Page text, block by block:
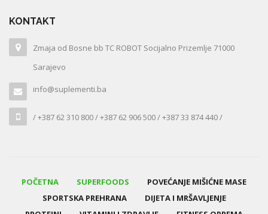
KONTAKT
Zmaja od Bosne bb TC ROBOT Socijalno Prizemlje 71000
Sarajevo
info@suplementi.ba
/ +387 62 310 800 / +387 62 906 500 / +387 33 874 440 /
POČETNA SUPERFOODS
POVEĆANJE MIŠIĆNE MASE
SPORTSKA PREHRANA
DIJETA I MRŠAVLJENJE